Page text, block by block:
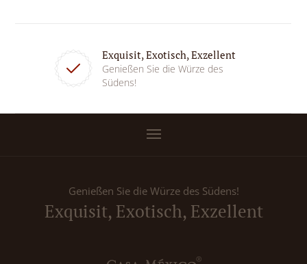
Exquisit, Exotisch, Exzellent
Genießen Sie die Würze des
Südens!
Genießen Sie die Würze des Südens!
Exquisit, Exotisch, Exzellent